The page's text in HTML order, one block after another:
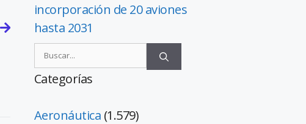
incorporación de 20 aviones
hasta 2031
Categorías
Aeronáutica (1.579)